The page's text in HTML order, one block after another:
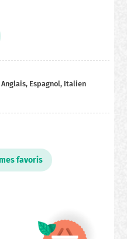
Anglais, Espagnol, Italien
favoris